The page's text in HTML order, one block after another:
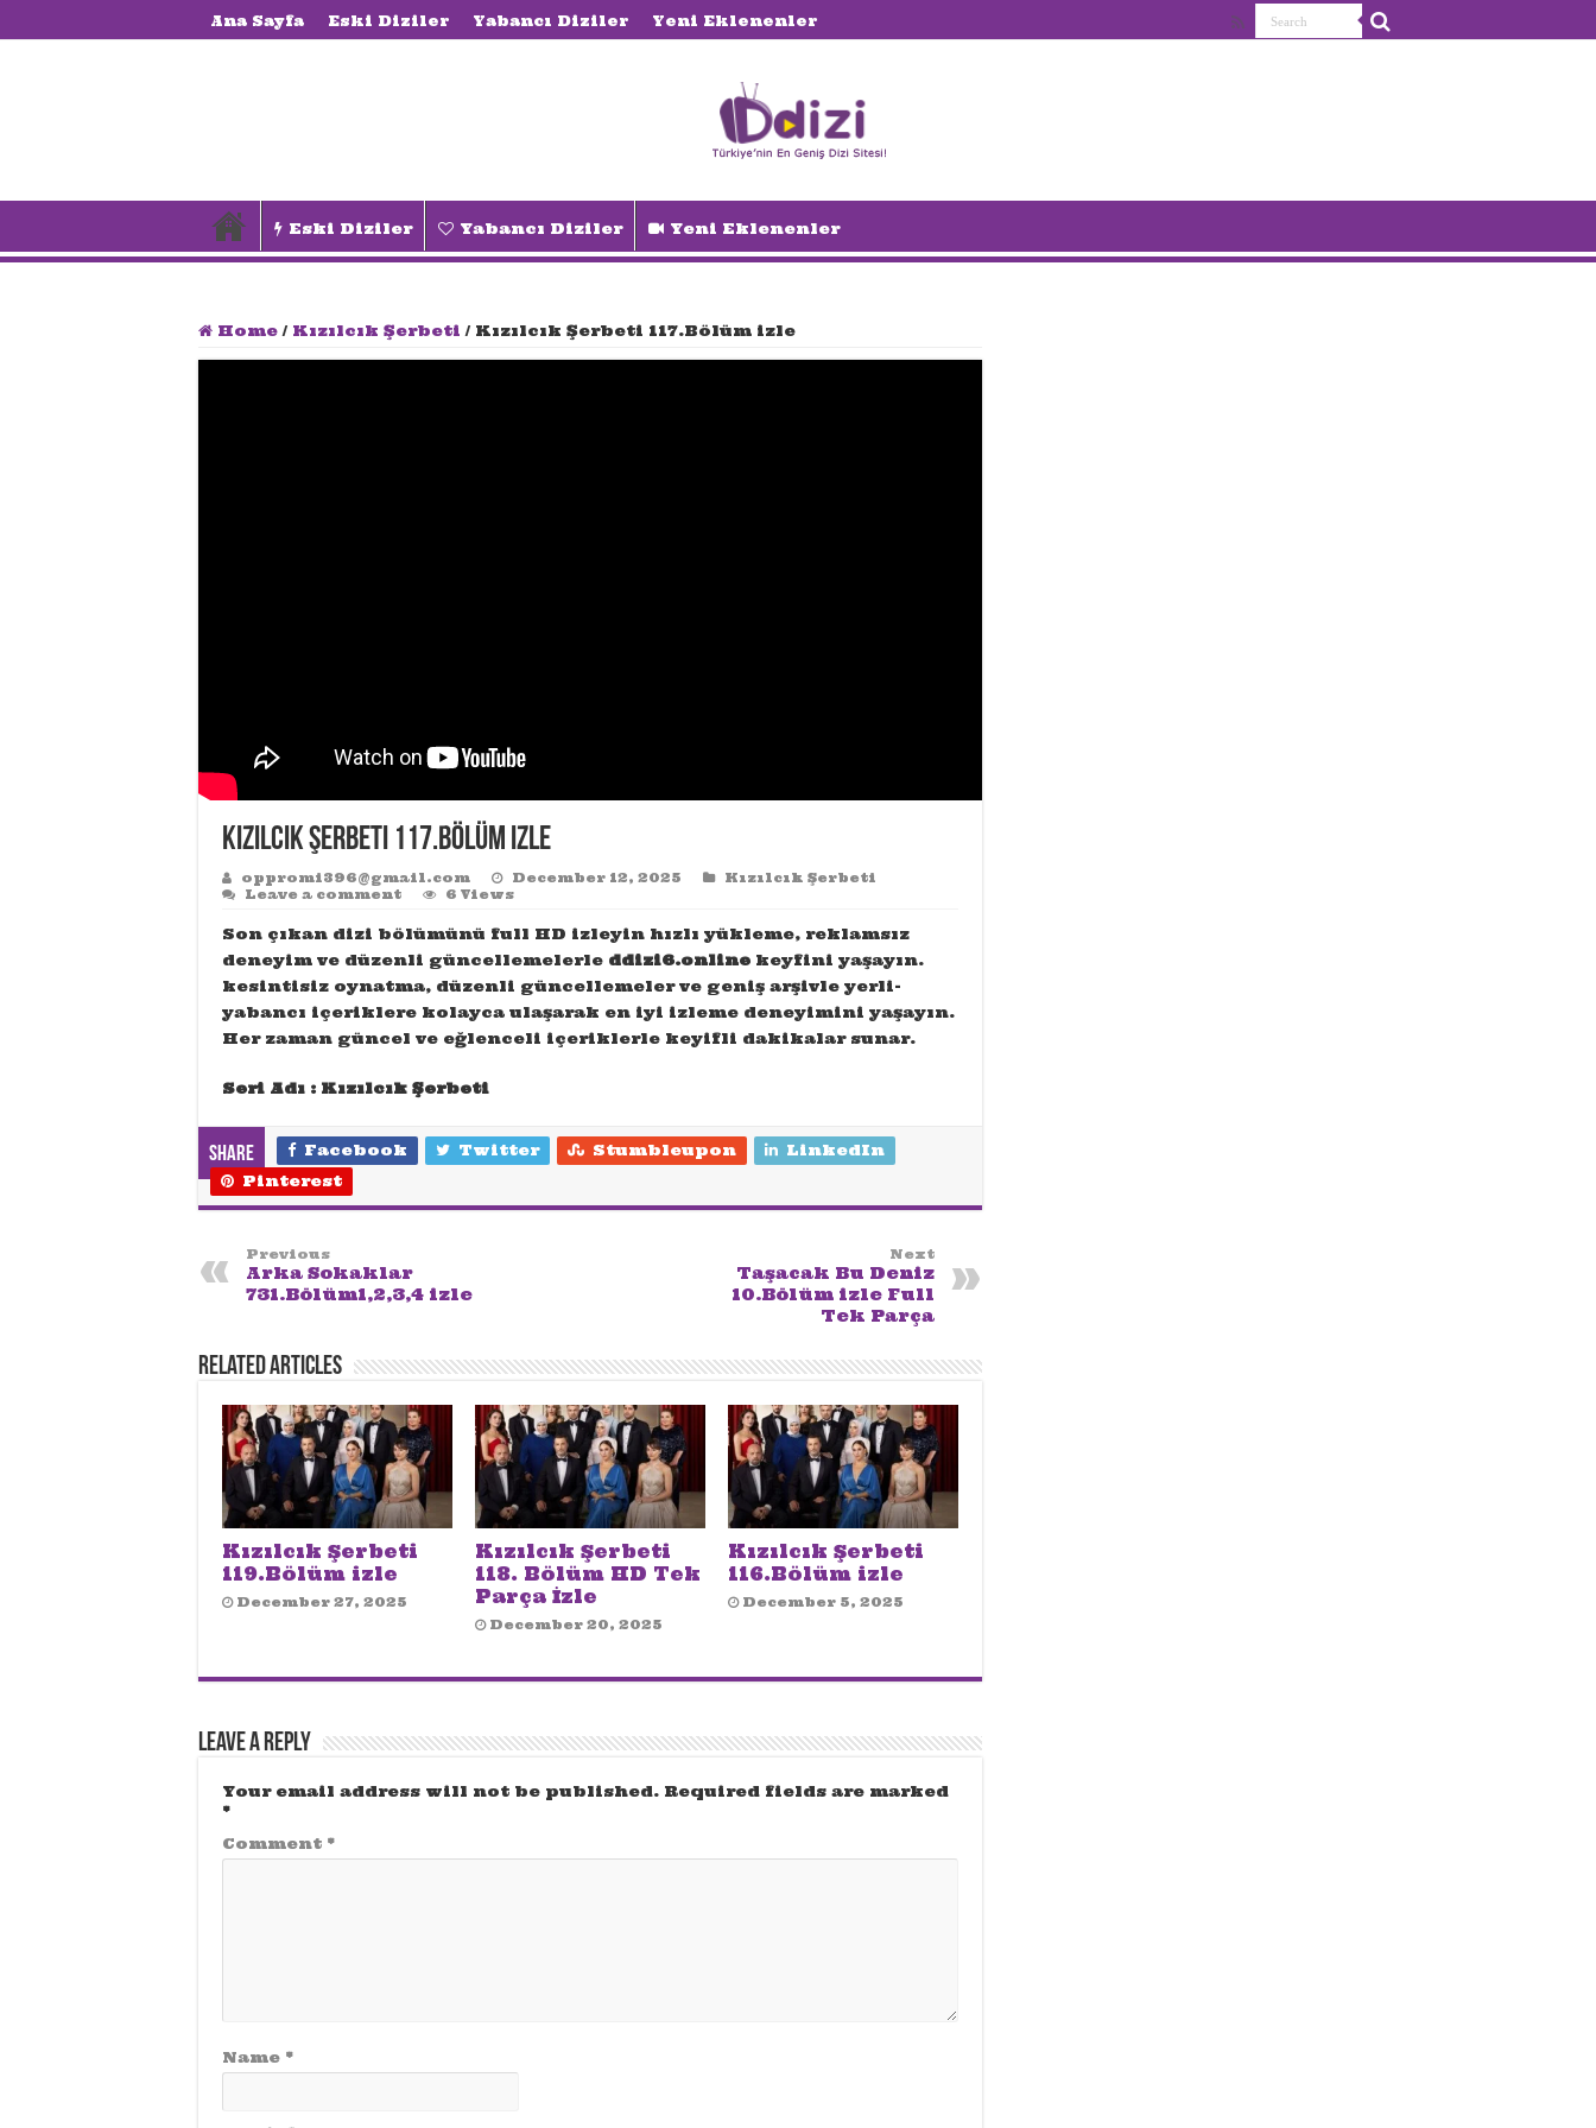
Ana Sayfa Eski Diziler Yabancı Diziler Yeni Eklenenler
Eski Diziler Yabancı Diziler Yeni Eklenenler
Home/ Kızılcık Şerbeti / Kızılcık Şerbeti 117.Bölüm izle
Kızılcık Şerbeti 117.Bölüm izle
oppromi396@gmail.com December 12, 2025
Kızılcık Şerbeti
Leave a comment
6 Views
Son çıkan dizi bölümünü full HD izleyin hızlı yükleme, reklamsız
deneyim ve düzenli güncellemelerle ddizi6.online keyfini yaşayın.
kesintisiz oynatma, düzenli güncellemeler ve geniş arşivle yerli-
yabancı içeriklere kolayca ulaşarak en iyi izleme deneyimini yaşayın.
Her zaman güncel ve eğlenceli içeriklerle keyifli dakikalar sunar.
Seri Adı : Kızılcık Şerbeti
Share Facebook Twitter Stumbleupon
LinkedIn
Pinterest
Previous
Arka Sokaklar
731.Bölüm1,2,3,4 izle
Next
Taşacak Bu Deniz
10.Bölüm izle Full
Tek Parça
Related Articles
Kızılcık Şerbeti
119.Bölüm izle
December 27, 2025
Kızılcık Şerbeti
118. Bölüm HD Tek
Parça İzle
December 20, 2025
Kızılcık Şerbeti
116.Bölüm izle
December 5, 2025
Leave a Reply
Your email address will not be published. Required fields are marked
*
Comment *
Name *